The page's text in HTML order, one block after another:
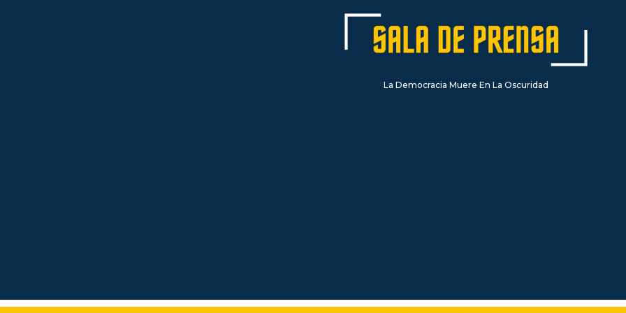
La Democracia Muere En La Oscuridad